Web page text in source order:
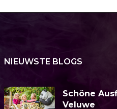
NIEUWSTE BLOGS
Schöne
Veluwe